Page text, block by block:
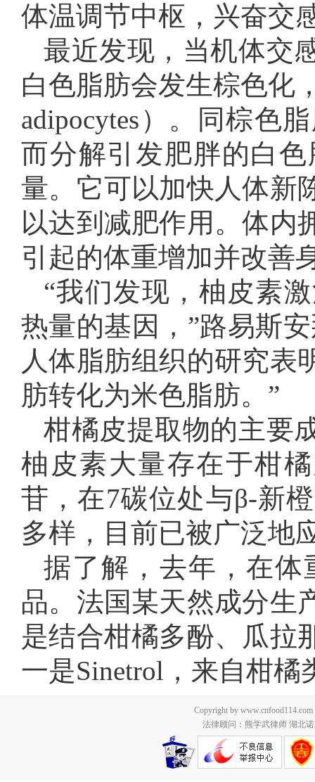
体温调节中枢，兴奋交
最近发现，当机体交
白色脂肪会发生棕色化
adipocytes）。同棕色
而分解引发肥胖的白
量。它可以加快人体新
以达到减肥作用。体内
引起的体重增加并改善
“我们发现，柚皮素
热量的基因，”路易斯
人体脂肪组织的研究表
肪转化为米色脂肪。”
柑橘皮提取物的主要
柚皮素大量存在于柑
苷，在7碳位处与β-新
多样，目前已被广泛地
据了解，去年，在
品。法国某天然成分生
是结合柑橘多酚、瓜拉
一是Sinetrol，来自柑橘
Copyright by
法律顾问：熊学武律师 湖北